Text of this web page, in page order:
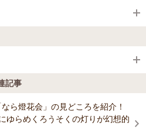
人の湯 美榛苑
ｃｈｉｙｏ
界線付近に位置しています。墳丘の
墳。横穴式で内部に家形の石棺二個
の史跡に指定されています。 文化
記事
ら燈花会」の見どころを紹介！
ゆらめくろうそくの灯りが幻想的